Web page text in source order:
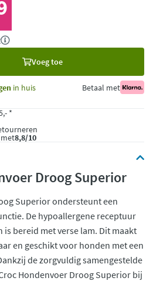
Voeg toe
in huis Betaal met
*
8,8/10
Droog Superior
Superior ondersteunt een
De hypoallergene receptuur
is bereid met verse lam. Dit maakt
en geschikt voor honden met een
de zorgvuldig samengestelde
Hondenvoer Droog Superior bij